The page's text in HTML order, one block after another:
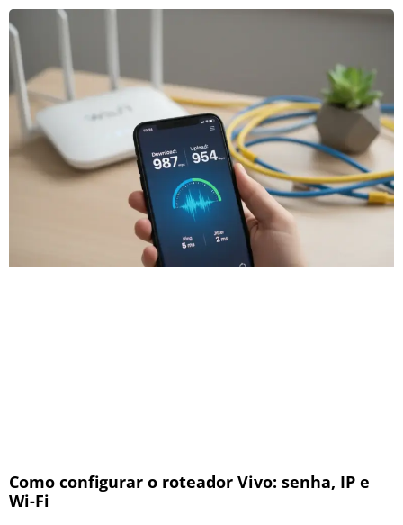
Como configurar o roteador Vivo: senha, IP e
Wi-Fi